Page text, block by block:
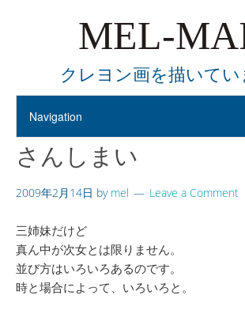
MEL-
クレヨン画を描いてい
さんしまい
2009年2月14日 by mel Leave a Comment
三姉妹だけど
真ん中が次女とは限りません。
並び方はいろいろあるのです。
時と場合によって、いろいろと。